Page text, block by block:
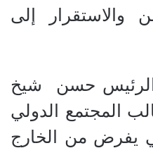
والاستقرار إلى
حسن
شيخ
المجتمع الدولي
يفرض من الخارج